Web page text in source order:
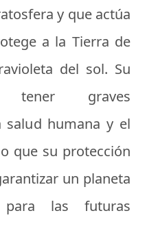
y que actúa
a la Tierra de
del sol. Su
tener graves
salud humana y el
que su protección
un planeta
las futuras